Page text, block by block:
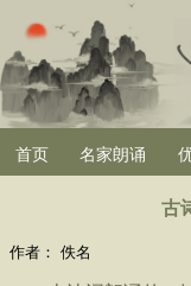
首页 名家朗诵
古
作者： 佚名